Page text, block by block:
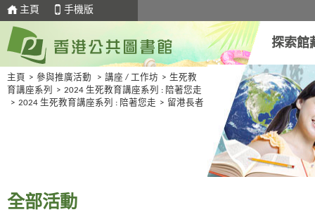
主頁 手機版
探索館
主頁 > 參與推廣活動 > 講座 / 工作坊 > 生死教
育講座系列
> 2024 生死教育講座系列 : 陪著您走
> 2024 生死教育講座系列 : 陪著您走 > 留港長者
全部活動